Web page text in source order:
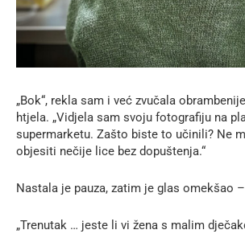
„Bok“, rekla sam i već zvučala
htjela. „Vidjela sam svoju fotografiju na
supermarketu. Zašto biste to učinili? Ne
objesiti nečije lice bez dopuštenja.“
Nastala je pauza, zatim je glas omekšao
„Trenutak … jeste li vi žena s malim